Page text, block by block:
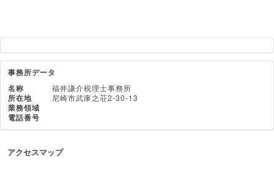
事務所データ
名称
福井謙介税理士事務所
所在地 尼崎市武庫之荘2-30-13
業務領域
電話番号
アクセスマップ